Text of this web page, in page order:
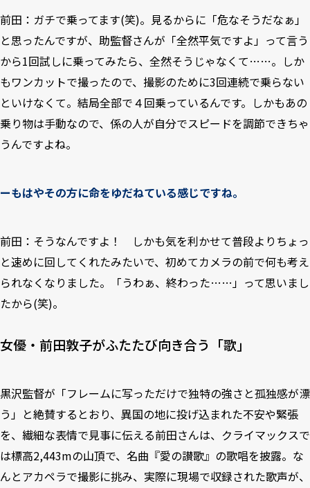
前田：ガチで乗ってます(笑)。見るからに「危なそうだなぁ」
と思ったんですが、助監督さんが「全然平気ですよ」って言う
から1回試しに乗ってみたら、全然そうじゃなくて……。しか
もワンカットで撮ったので、撮影のために3回連続で乗らない
といけなくて。結局全部で４回乗っているんです。しかもあの
乗り物は手動なので、係の人が自分でスピードを調節できちゃ
うんですよね。
ーもはやその方に命をゆだねている感じですね。
前田：そうなんですよ！ しかも気を利かせて普段よりちょっ
と速めに回してくれたみたいで、初めてカメラの前で何も考え
られなくなりました。「うわぁ、終わった……」って思いまし
たから(笑)。
女優・前田敦子がふたたび向き合う「歌」
黒沢監督が「フレームに写っただけで独特の強さと孤独感が漂
う」と絶賛するとおり、異国の地に投げ込まれた不安や緊張
を、繊細な表情で見事に伝える前田さんは、クライマックスで
は標高2,443mの山頂で、名曲『愛の讃歌』の歌唱を披露。な
んとアカペラで撮影に挑み、実際に現場で収録された歌声が、